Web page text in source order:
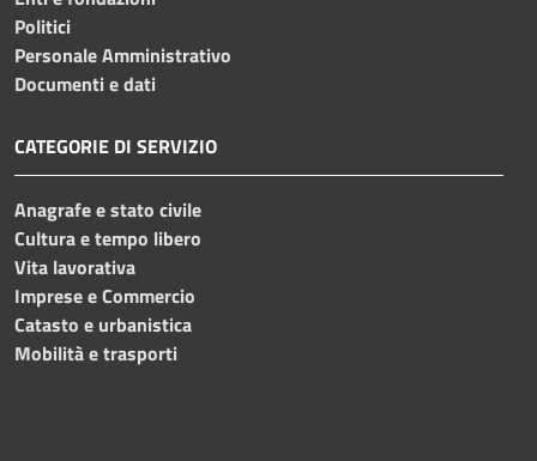
Politici
Personale Amministrativo
Documenti e dati
CATEGORIE DI SERVIZIO
Anagrafe e stato civile
Cultura e tempo libero
Vita lavorativa
Imprese e Commercio
Catasto e urbanistica
Mobilità e trasporti